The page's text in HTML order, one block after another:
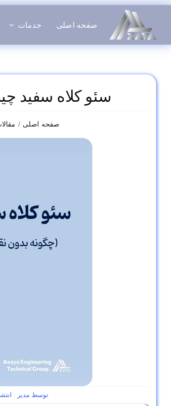
رفتن
صفحه اصلی خدمات
سئو کلاه سفید
صفحه اصلی
توسط مدیر انتشار: